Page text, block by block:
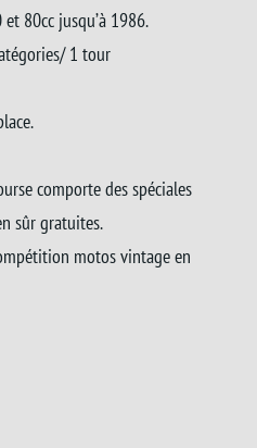
80cc jusqu’à 1986.
1 tour
comporte des spéciales
sûr gratuites.
motos vintage en